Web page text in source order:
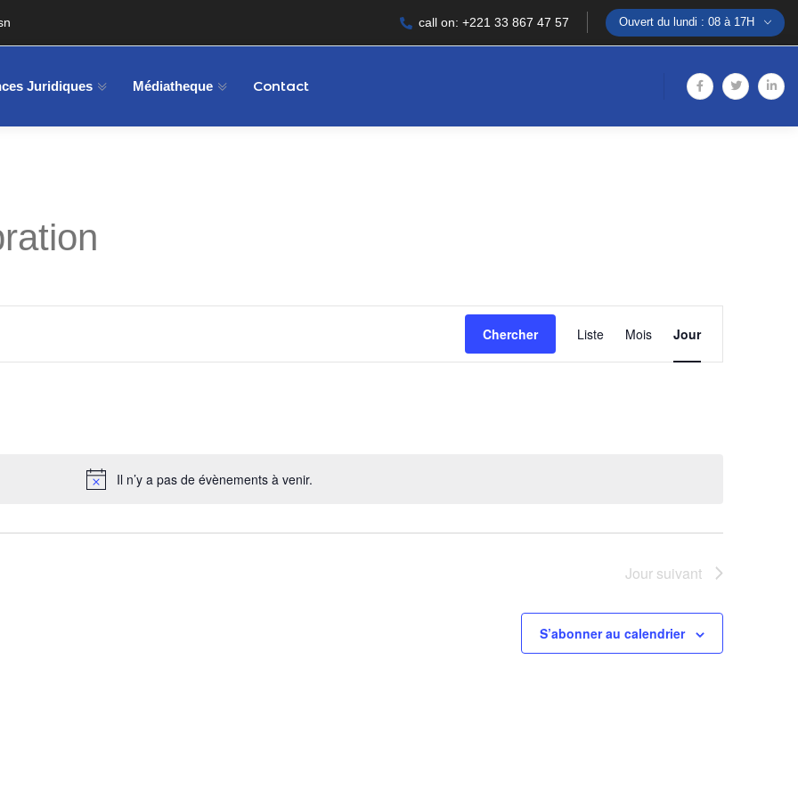
call on: +221 33 867 47 57 Ouvert du lundi : 08 à 17H
Juridiques Médiatheque Contact
Il n’y a pas de évènements à venir.
Chercher
de
Liste Mois Jour
Jour suivant
S’abonner au calendrier